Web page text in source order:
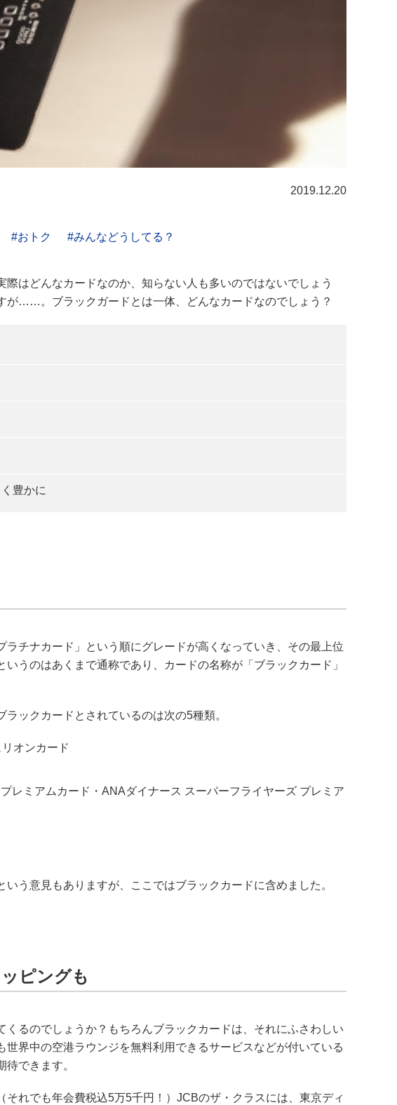
2019.12.20
おトク みんなどうしてる？
はどんなカードなのか、知らない人も多いのではないでしょう
が……。ブラックガードとは一体、どんなカードなのでしょう？
豊かに
チナカード」という順にグレードが高くなっていき、その最上位
うのはあくまで通称であり、カードの名称が「ブラックカード」
ックカードとされているのは次の5種類。
オンカード
レミアムカード・ANAダイナース スーパーフライヤーズ プレミア
う意見もありますが、ここではブラックカードに含めました。
ピングも
るのでしょうか？もちろんブラックカードは、それにふさわしい
界中の空港ラウンジを無料利用できるサービスなどが付いている
できます。
れでも年会費税込5万5千円！）JCBのザ・クラスには、東京ディ